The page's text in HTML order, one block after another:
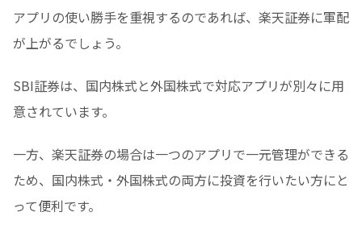
アプリの使い勝手を重視するのであれば、楽天証券に軍配
が上がるでしょう。
SBI証券は、国内株式と外国株式で対応アプリが別々に用
意されています。
一方、楽天証券の場合は一つのアプリで一元管理ができる
ため、国内株式・外国株式の両方に投資を行いたい方にと
って便利です。